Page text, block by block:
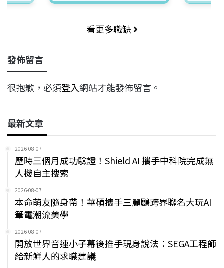
看更多職缺
發佈留言
很抱歉，必須登入網站才能發佈留言。
最新文章
2026-08-07
歷時三個月成功驗證！Shield AI 攜手中科院完成無
人機自主搜索
2026-08-07
本命萌友隨身帶！華碩攜手三麗鷗跨界聯名大玩AI
筆電潮流美學
2026-08-07
開放世界音速小子幕後推手現身說法：SEGA工程師
給新鮮人的求職建議